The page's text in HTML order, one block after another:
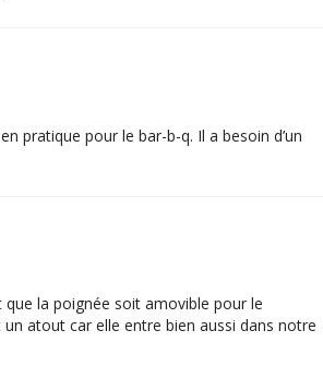
pratique pour le bar-b-q. Il a besoin d’un
que la poignée soit amovible pour le
atout car elle entre bien aussi dans notre